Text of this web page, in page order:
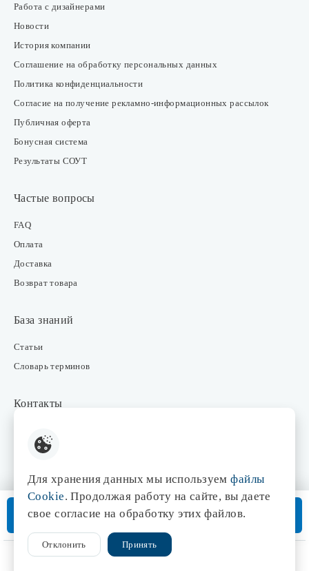
Работа с дизайнерами
Новости
История компании
Соглашение на обработку персональных данных
Политика конфиденциальности
Согласие на получение рекламно-информационных рассылок
Публичная оферта
Бонусная система
Результаты СОУТ
Частые вопросы
FAQ
Оплата
Доставка
Возврат товара
База знаний
Статьи
Словарь терминов
Контакты
Интернет-магазин
Отдел маркетинга
© 1998-2026 Центр света «Эдисон»
В корзину
Доставка от 3 дней
Для хранения данных мы используемфайлы
Cookie. Продолжая работу на сайте, вы даете
свое согласие на обработку этих файлов.
Отклонить Принять